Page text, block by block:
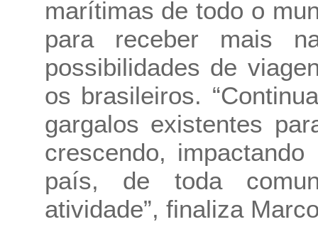
marítimas de todo o
para receber mais
possibilidades de
os brasileiros.
gargalos existentes
crescendo,
país, de toda
atividade”, finaliza